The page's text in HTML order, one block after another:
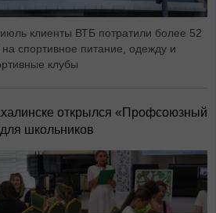
клиенты ВТБ потратили более 52
спортивное питание, одежду и
клубы
открылся «Профсоюзный
школьников